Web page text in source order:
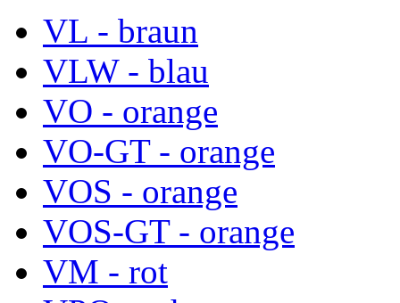
VL - braun
VLW - blau
VO - orange
VO-GT - orange
VOS - orange
VOS-GT - orange
VM - rot